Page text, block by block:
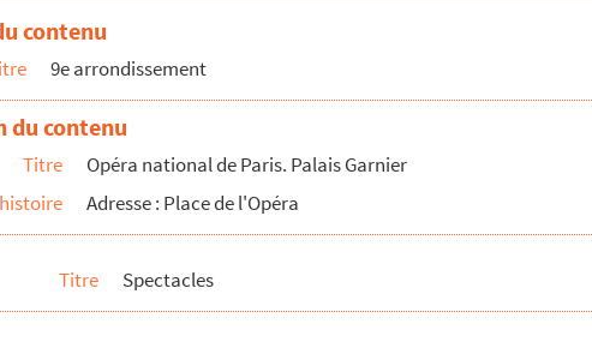
etc.
Louis Dance
contenu
9e arrondissement
du contenu
Titre
Opéra national de Paris. Palais Garnier
Adresse : Place de l'Opéra
Titre Spectacles